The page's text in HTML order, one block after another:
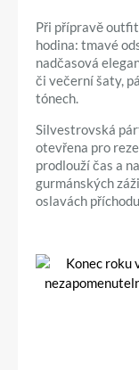
Při přípravě
hodina: tmavé
nadčasová
či večerní šaty,
tónech.
Silvestrovská
otevřena pro
prodlouží čas a
gurmánských
oslavách